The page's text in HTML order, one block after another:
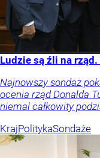
Ludzie są źli na
Najnowszy sondaż
ocenia rząd Donalda
niemal całkowity
KrajPolitykaSondaże